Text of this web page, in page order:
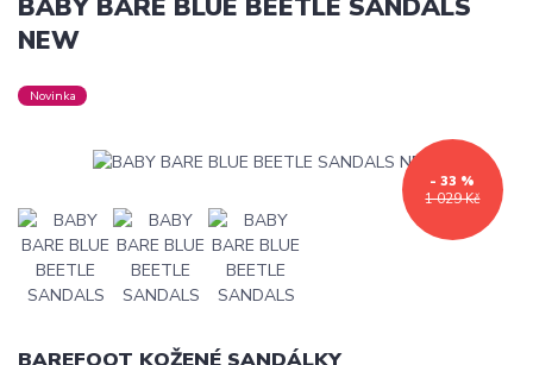
NEW
Novinka
1 029 Kč
- 33 %